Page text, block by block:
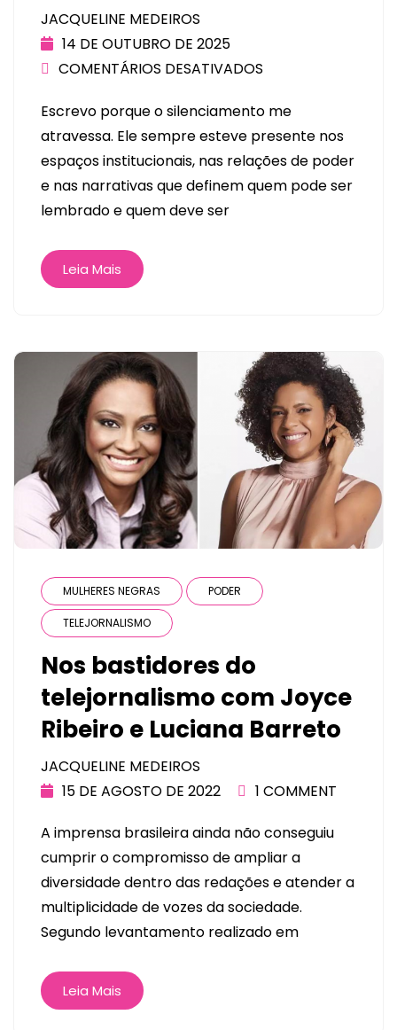
JACQUELINE MEDEIROS
14 DE OUTUBRO DE 2025
COMENTÁRIOS DESATIVADOS
Escrevo porque o silenciamento me
atravessa. Ele sempre esteve presente nos
espaços institucionais, nas relações de poder
e nas narrativas que definem quem pode ser
lembrado e quem deve ser
Leia Mais
MULHERES NEGRAS PODER
TELEJORNALISMO
Nos bastidores do
telejornalismo com Joyce
Ribeiro e Luciana Barreto
JACQUELINE MEDEIROS
15 DE AGOSTO DE 2022
1 COMMENT
A imprensa brasileira ainda não conseguiu
cumprir o compromisso de ampliar a
diversidade dentro das redações e atender a
multiplicidade de vozes da sociedade.
Segundo levantamento realizado em
Leia Mais